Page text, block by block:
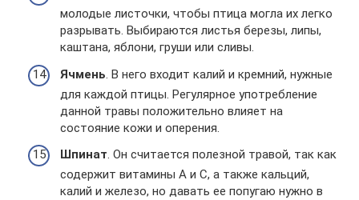
молодые листочки, чтобы птица могла их легко
разрывать. Выбираются листья березы, липы,
каштана, яблони, груши или сливы.
Ячмень . В него входит калий и кремний, нужные
для каждой птицы. Регулярное употребление
данной травы положительно влияет на
состояние кожи и оперения.
Шпинат. Он считается полезной травой, так как
содержит витамины А и С, а также кальций,
калий и железо, но давать ее попугаю нужно в